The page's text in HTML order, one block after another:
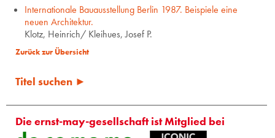
Internationale Bauausstellung Berlin 1987. Beispiele eine
neuen Architektur.
Klotz, Heinrich/ Kleihues, Josef P.
Zurück zur Übersicht
Titel suchen ►
Die ernst-may-gesellschaft ist Mitglied bei